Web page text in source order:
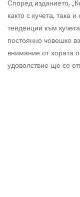
Според изданието,
както с кучета, така
тенденции към
постоянно човешко
внимание от хората
удоволствие ще се